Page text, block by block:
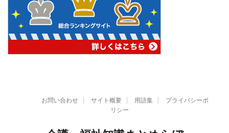
お問い合わせ サイト概要 用語集
プライバシーポ
リシー